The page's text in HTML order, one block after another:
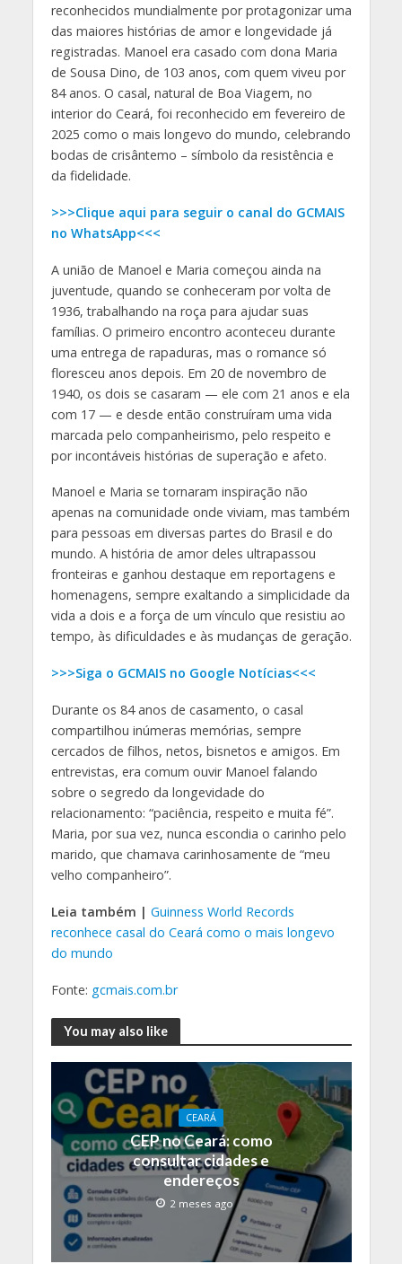
reconhecidos mundialmente por protagonizar uma
das maiores histórias de amor e longevidade já
registradas. Manoel era casado com dona Maria
de Sousa Dino, de 103 anos, com quem viveu por
84 anos. O casal, natural de Boa Viagem, no
interior do Ceará, foi reconhecido em fevereiro de
2025 como o mais longevo do mundo, celebrando
bodas de crisântemo – símbolo da resistência e
da fidelidade.
>>>Clique aqui para seguir o canal do GCMAIS
no WhatsApp<<<
A união de Manoel e Maria começou ainda na
juventude, quando se conheceram por volta de
1936, trabalhando na roça para ajudar suas
famílias. O primeiro encontro aconteceu durante
uma entrega de rapaduras, mas o romance só
floresceu anos depois. Em 20 de novembro de
1940, os dois se casaram — ele com 21 anos e ela
com 17 — e desde então construíram uma vida
marcada pelo companheirismo, pelo respeito e
por incontáveis histórias de superação e afeto.
Manoel e Maria se tornaram inspiração não
apenas na comunidade onde viviam, mas também
para pessoas em diversas partes do Brasil e do
mundo. A história de amor deles ultrapassou
fronteiras e ganhou destaque em reportagens e
homenagens, sempre exaltando a simplicidade da
vida a dois e a força de um vínculo que resistiu ao
tempo, às dificuldades e às mudanças de geração.
>>>Siga o GCMAIS no Google Notícias<<<
Durante os 84 anos de casamento, o casal
compartilhou inúmeras memórias, sempre
cercados de filhos, netos, bisnetos e amigos. Em
entrevistas, era comum ouvir Manoel falando
sobre o segredo da longevidade do
relacionamento: “paciência, respeito e muita fé”.
Maria, por sua vez, nunca escondia o carinho pelo
marido, que chamava carinhosamente de “meu
velho companheiro”.
Leia também | Guinness World Records
reconhece casal do Ceará como o mais longevo
do mundo
Fonte: gcmais.com.br
You may also like
CEARÁ
CEP no Ceará: como
consultar cidades e
endereços
2 meses ago